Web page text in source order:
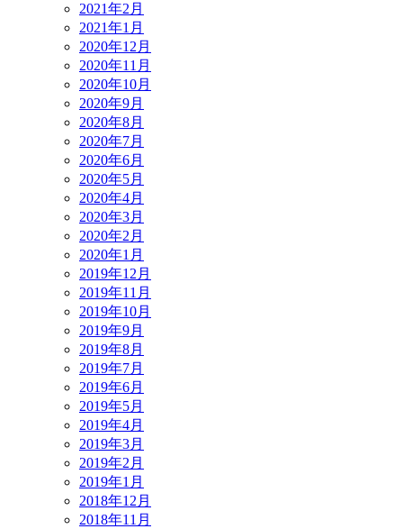
2021年2月
2021年1月
2020年12月
2020年11月
2020年10月
2020年9月
2020年8月
2020年7月
2020年6月
2020年5月
2020年4月
2020年3月
2020年2月
2020年1月
2019年12月
2019年11月
2019年10月
2019年9月
2019年8月
2019年7月
2019年6月
2019年5月
2019年4月
2019年3月
2019年2月
2019年1月
2018年12月
2018年11月